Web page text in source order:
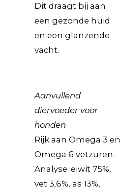
Dit draagt bij aan
een gezonde huid
en een glanzende
vacht.
Aanvullend
diervoeder voor
honden
Rijk aan Omega 3 en
Omega 6 vetzuren.
Analyse: eiwit 75%,
vet 3,6%, as 13%,